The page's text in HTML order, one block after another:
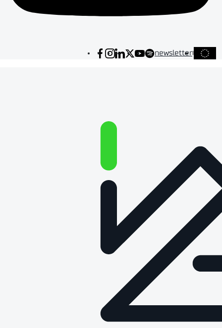
newsletter
O technologii na głos –
Odcinek 88: Do czego nam
Data publikacji: 29 sierpnia 2024